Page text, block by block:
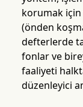
korumak
(önden
defterlerde
fonlar ve
faaliyeti
düzenleyici